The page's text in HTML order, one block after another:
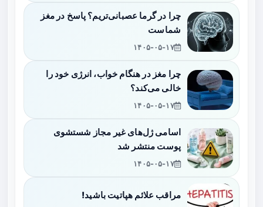
چرا در گرما عصبانی‌تریم؟ پاسخ در مغز
شماست
۱۴۰۵-۰۵-۱۷
چرا مغز در هنگام خواب، انرژی خود را
خالی می‌کند؟
۱۴۰۵-۰۵-۱۷
اسامی ژل‌های غیر مجاز شستشوی
پوست منتشر شد
۱۴۰۵-۰۵-۱۷
مراقب علائم هپاتیت باشید!